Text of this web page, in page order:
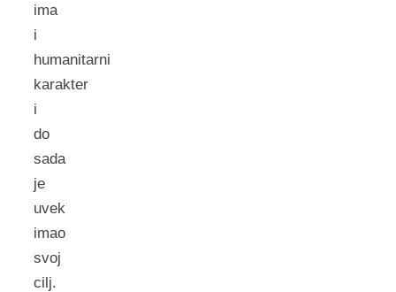
ima
i
humanitarni
karakter
i
do
sada
je
uvek
imao
svoj
cilj.